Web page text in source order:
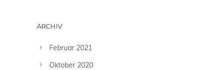
ARCHIV
Februar 2021
Oktober 2020